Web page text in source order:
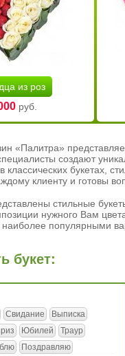
из роз
руб.
«Палитра»
создают
в классических
клиенту и готовы
стильные
нужного Вам
наиболее популярными
букет:
Свидание
Выписка
Юбилей
Траур
Поздравляю